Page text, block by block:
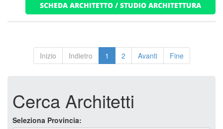
SCHEDA ARCHITETTO / STUDIO ARCHITETTURA
Inizio Indietro 1 2 Avanti Fine
Cerca Architetti
Seleziona Provincia: